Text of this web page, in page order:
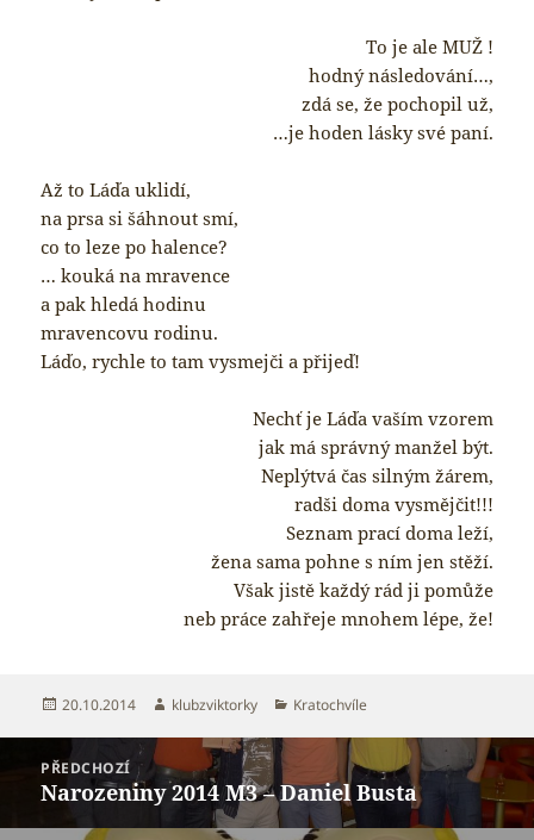
To je ale MUŽ !
hodný následování…,
zdá se, že pochopil už,
…je hoden lásky své paní.
Až to Láďa uklidí,
na prsa si šáhnout smí,
co to leze po halence?
… kouká na mravence
a pak hledá hodinu
mravencovu rodinu.
Láďo, rychle to tam vysmejči a přijeď!
Nechť je Láďa vaším vzorem
jak má správný manžel být.
Neplýtvá čas silným žárem,
radši doma vysmějčit!!!
Seznam prací doma leží,
žena sama pohne s ním jen stěží.
Však jistě každý rád ji pomůže
neb práce zahřeje mnohem lépe, že!
Publikováno:
20.10.2014 Autor:
klubzviktorky Rubriky:
Kratochvíle
příspěvek
PŘEDCHOZÍ
Předchozí
Narozeniny 2014 M3 – Daniel Busta